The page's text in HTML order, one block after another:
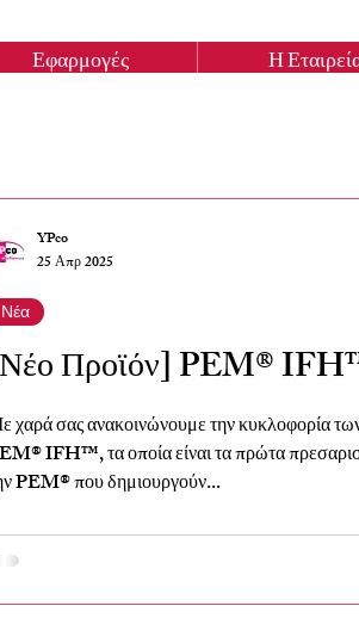
Εφαρμογές Η
Προϊόν] PEM®
χαρά σας ανακοινώνουμε την κυκλοφορία
IFH™, τα οποία είναι τα πρώτα
PEM® που δημιουργούν...
Νέα
YPco
25 Απρ 2025